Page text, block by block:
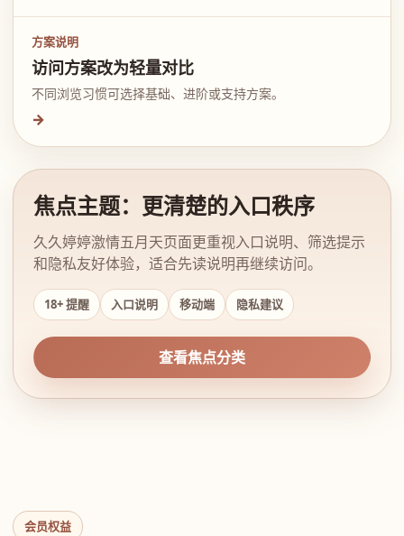
方案说明
访问方案改为轻量对比
不同浏览习惯可选择基础、进阶或支持方案。
→
焦点主题：更清楚的入口秩序
久久婷婷激情五月天页面更重视入口说明、筛选提示
和隐私友好体验，适合先读说明再继续访问。
18+ 提醒 入口说明 移动端 隐私建议
查看焦点分类
会员权益